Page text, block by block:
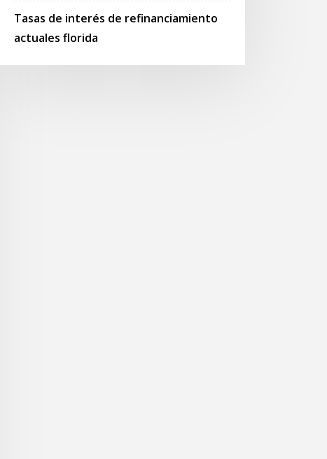
Tasas de interés de refinanciamiento
actuales florida